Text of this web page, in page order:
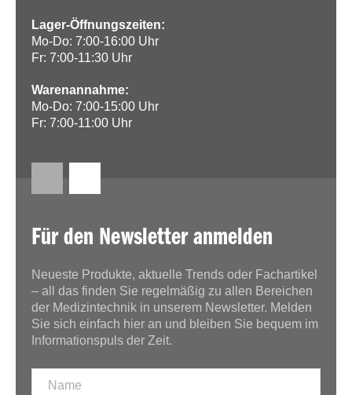
Lager-Öffnungszeiten:
Mo-Do: 7:00-16:00 Uhr
Fr: 7:00-11:30 Uhr
Warenannahme:
Mo-Do: 7:00-15:00 Uhr
Fr: 7:00-11:00 Uhr
Für den Newsletter anmelden
Neueste Produkte, aktuelle Trends oder Fachartikel
– all das finden Sie regelmäßig zu allen Bereichen
der Medizintechnik in unserem Newsletter. Melden
Sie sich einfach hier an und bleiben Sie bequem im
Informationspuls der Zeit.